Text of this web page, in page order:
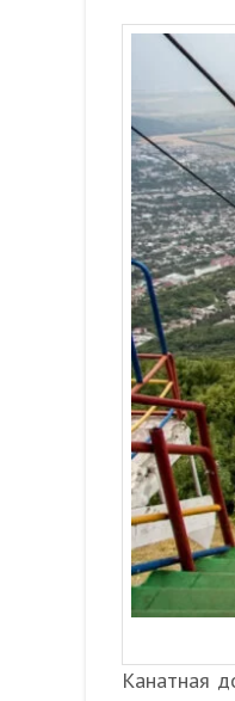
Канатная